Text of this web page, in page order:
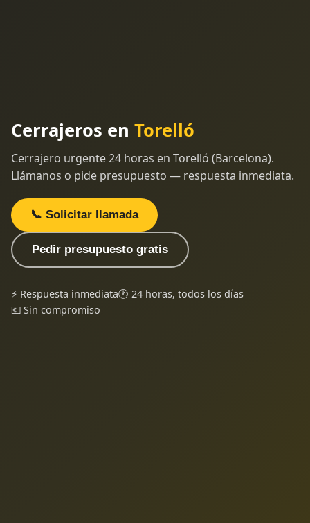
Cerrajeros en Torelló
Cerrajero urgente 24 horas en Torelló (Barcelona).
Llámanos o pide presupuesto — respuesta inmediata.
📞 Solicitar llamada
Pedir presupuesto gratis
⚡ Respuesta inmediata🕐 24 horas, todos los días
💶 Sin compromiso